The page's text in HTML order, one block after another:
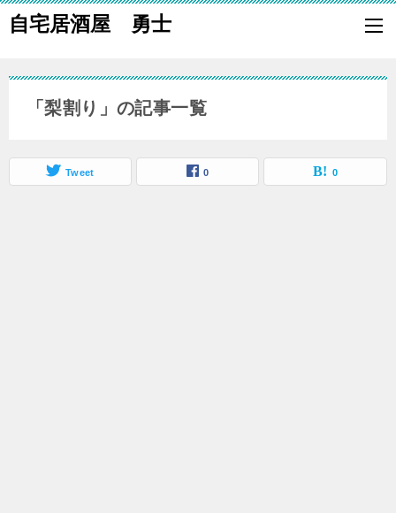
自宅居酒屋 勇士
自宅で居酒屋の「酒の肴」になる料理を楽しく作り、家族や親族に友
「梨割り」の記事一覧
Tweet 0 0